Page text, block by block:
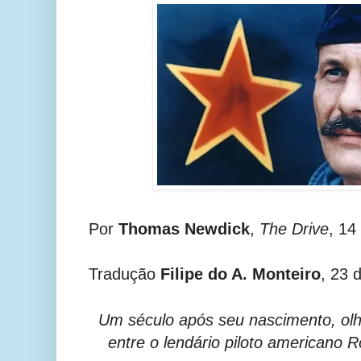
Por Thomas Newdick, The Drive, 14
Tradução Filipe do A. Monteiro, 23
Um século após seu nascimento,
entre o lendário piloto americano